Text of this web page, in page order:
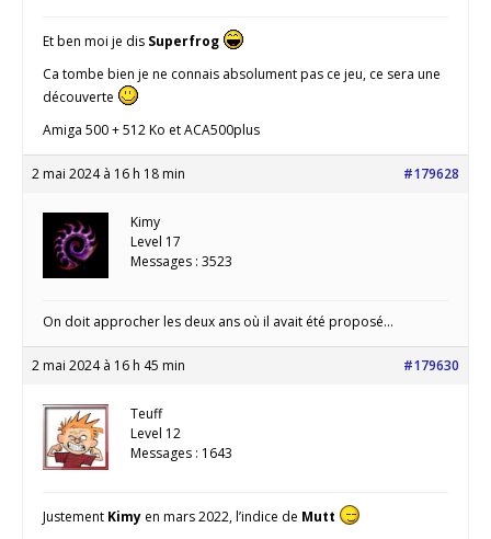
Et ben moi je dis Superfrog
Ca tombe bien je ne connais absolument pas ce jeu, ce sera une
découverte
Amiga 500 + 512 Ko et ACA500plus
2 mai 2024 à 16 h 18 min #179628
Kimy
Level 17
Messages : 3523
On doit approcher les deux ans où il avait été proposé…
2 mai 2024 à 16 h 45 min #179630
Teuff
Level 12
Messages : 1643
Justement Kimy en mars 2022, l’indice de Mutt